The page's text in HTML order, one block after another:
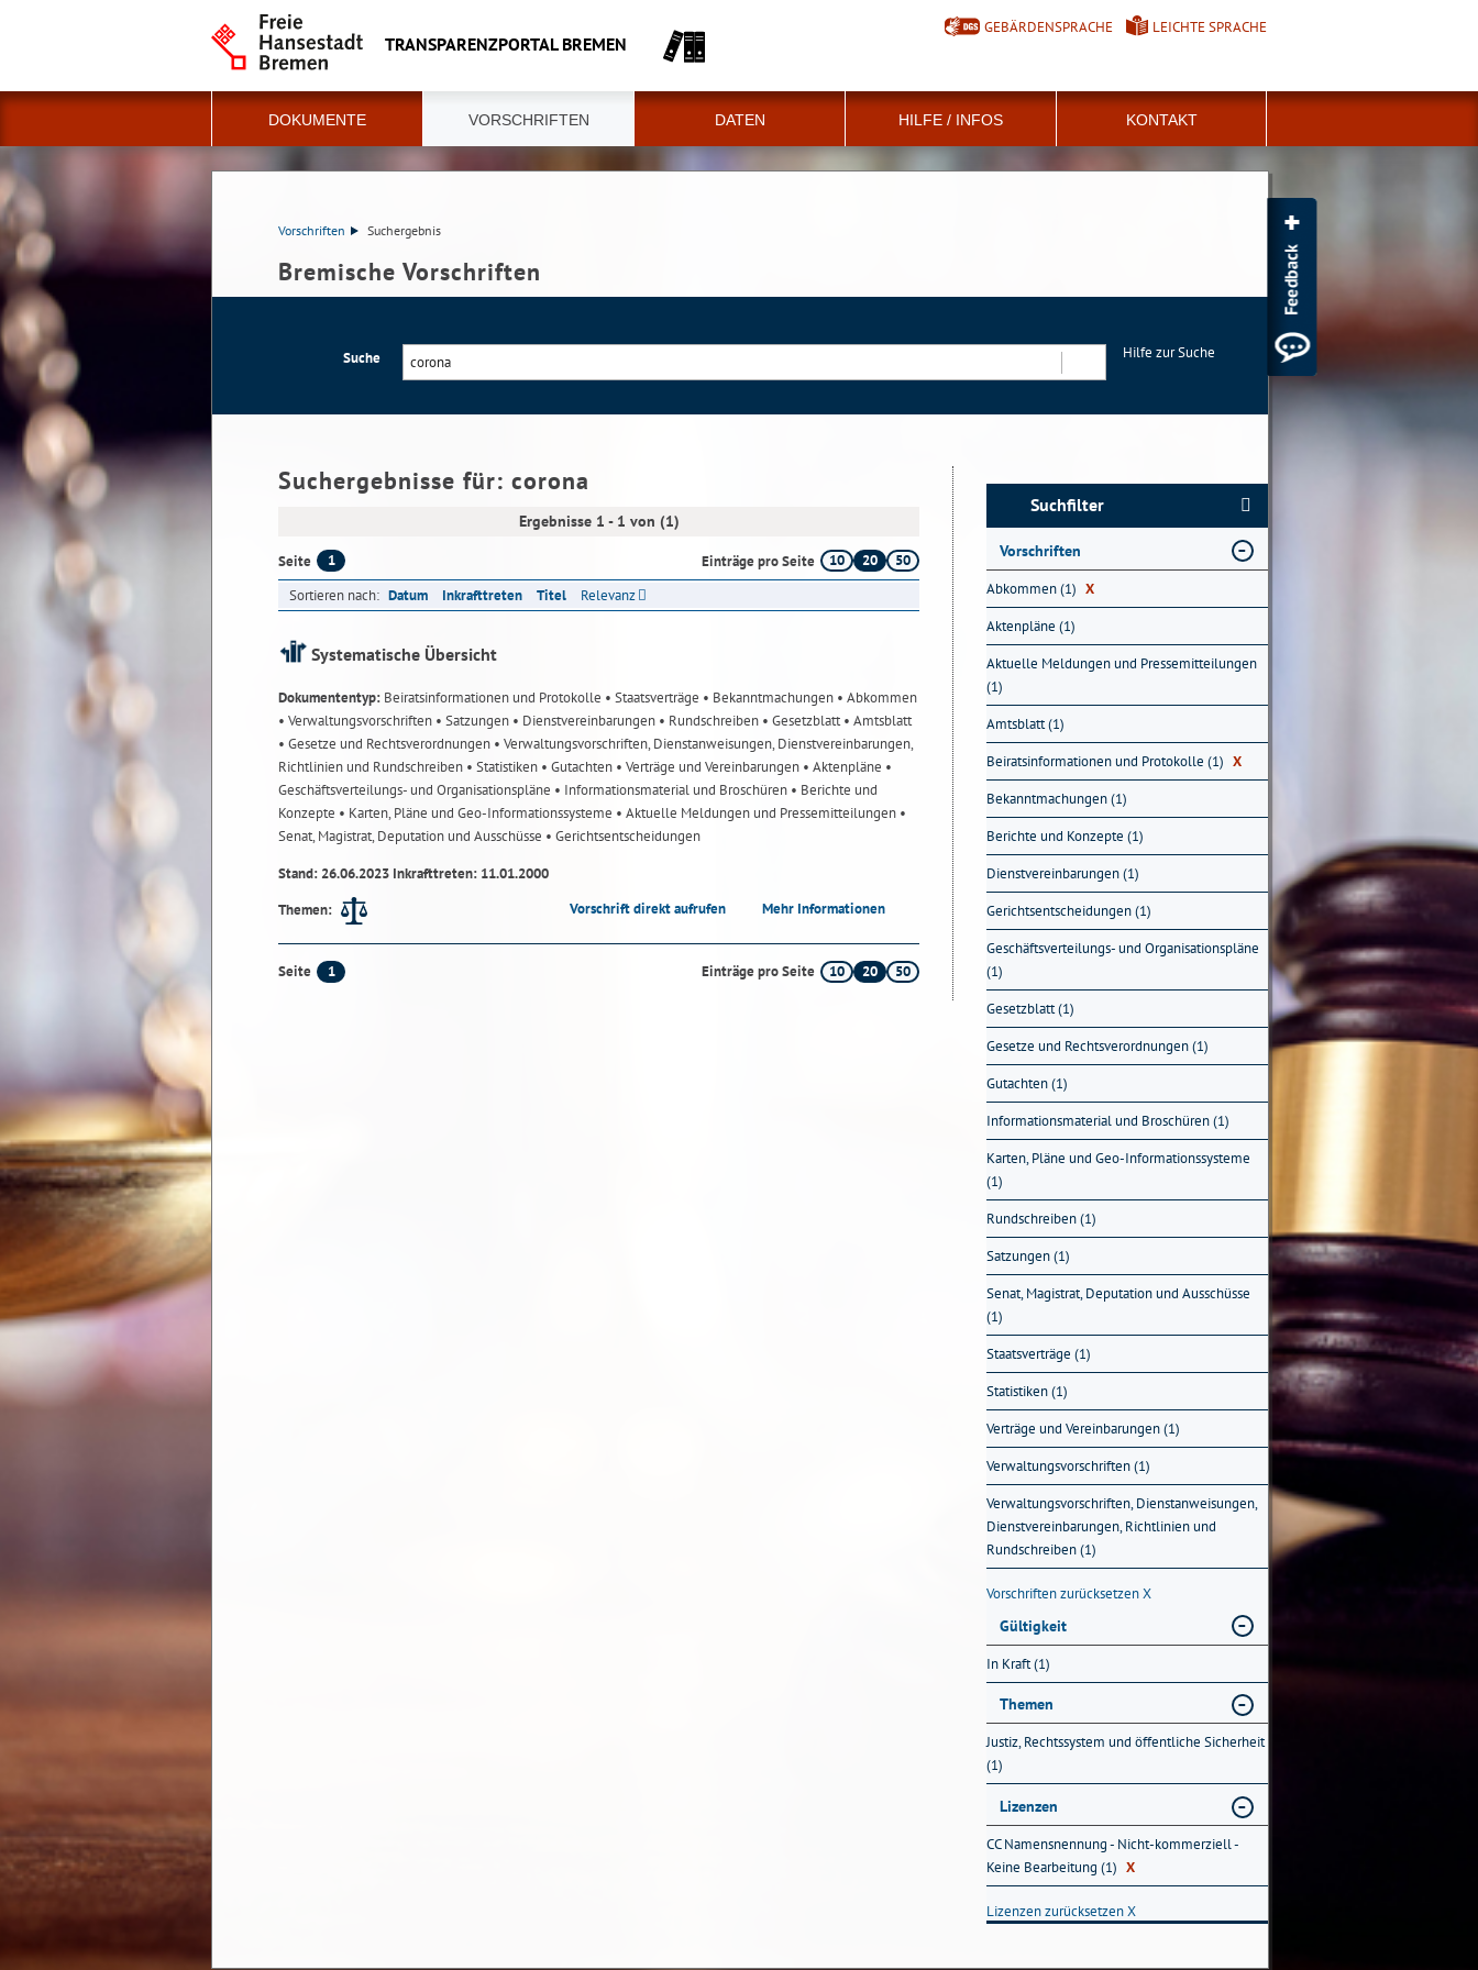
TRANSPARENZPORTAL BREMEN
GEBÄRDENSPRACHE LEICHTE SPRACHE
DOKUMENTE VORSCHRIFTEN DATEN HILFE / INFOS KONTAKT
Vorschriften Suchergebnis
Bremische Vorschriften
Suche
Hilfe zur Suche
Suchergebnisse für: corona
Ergebnisse 1 - 1 von (1)
Seite 1 Einträge pro Seite 10 20
50
Sortieren nach: Datum Inkrafttreten Titel Relevanz
Systematische Übersicht
Dokumententyp: Beiratsinformationen und Protokolle • Staatsverträge • Bekanntmachungen • Abkommen
• Verwaltungsvorschriften • Satzungen • Dienstvereinbarungen • Rundschreiben • Gesetzblatt• Amtsblatt
• Gesetze und Rechtsverordnungen • Verwaltungsvorschriften, Dienstanweisungen, Dienstvereinbarungen,
Richtlinien und Rundschreiben • Statistiken • Gutachten • Verträge und Vereinbarungen • Aktenpläne •
Geschäftsverteilungs- und Organisationspläne • Informationsmaterial und Broschüren • Berichte und
Konzepte • Karten, Pläne und Geo-Informationssysteme • Aktuelle Meldungen und Pressemitteilungen •
Senat, Magistrat, Deputation und Ausschüsse • Gerichtsentscheidungen
Stand: 26.06.2023 Inkrafttreten: 11.01.2000
Themen:
Vorschrift direkt aufrufen Mehr Informationen
Seite 1 Einträge pro Seite 10 20 50
Suchfilter
Vorschriften
Abkommen (1) X
Aktenpläne (1)
Aktuelle Meldungen und Pressemitteilungen
(1)
Amtsblatt (1)
Beiratsinformationen und Protokolle (1) X
Bekanntmachungen (1)
Berichte und Konzepte (1)
Dienstvereinbarungen (1)
Gerichtsentscheidungen (1)
Geschäftsverteilungs- und Organisationspläne
(1)
Gesetzblatt (1)
Gesetze und Rechtsverordnungen (1)
Gutachten (1)
Informationsmaterial und Broschüren (1)
Karten, Pläne und Geo-Informationssysteme
(1)
Rundschreiben (1)
Satzungen (1)
Senat, Magistrat, Deputation und Ausschüsse
(1)
Staatsverträge (1)
Statistiken (1)
Verträge und Vereinbarungen (1)
Verwaltungsvorschriften (1)
Verwaltungsvorschriften, Dienstanweisungen,
Dienstvereinbarungen, Richtlinien und
Rundschreiben (1)
Vorschriften zurücksetzenX
Gültigkeit
In Kraft (1)
Themen
Justiz, Rechtssystem und öffentliche Sicherheit
(1)
Lizenzen
CC Namensnennung - Nicht-kommerziell -
Keine Bearbeitung (1) X
Lizenzen zurücksetzenX